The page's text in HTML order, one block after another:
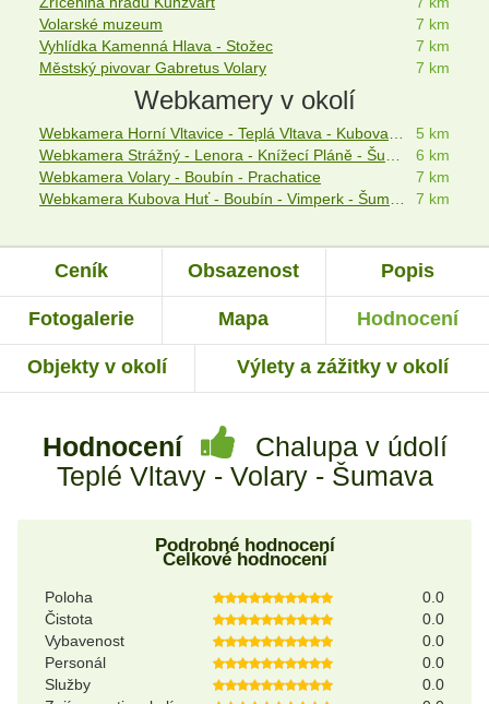
Volarské muzeum
7 km
Vyhlídka Kamenná Hlava - Stožec
7 km
Městský pivovar Gabretus Volary
7 km
Webkamery v okolí
Webkamera Horní Vltavice - Teplá Vltava - Kubova Huť - Šumava
5 km
Webkamera Strážný - Lenora - Knížecí Pláně - Šumava
6 km
Webkamera Volary - Boubín - Prachatice
7 km
Webkamera Kubova Huť - Boubín - Vimperk - Šumava
7 km
Ceník Obsazenost Popis
Fotogalerie Mapa Hodnocení
Objekty v okolí Výlety a zážitky v okolí
Hodnocení
Chalupa v údolí
Teplé Vltavy - Volary - Šumava
Podrobné hodnocení
Celkové hodnocení
Poloha
0.0
Čistota
0.0
Vybavenost
0.0
Personál
0.0
Služby
0.0